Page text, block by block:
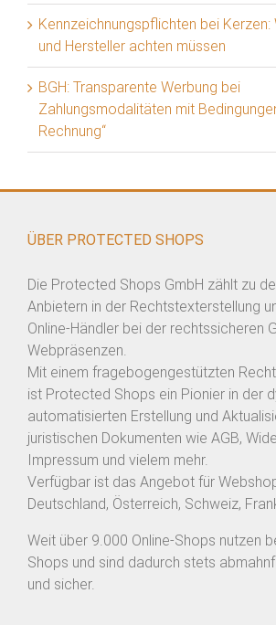
Kennzeichnungspflichten bei Kerzen:
und Hersteller achten müssen
BGH: Transparente Werbung bei
Zahlungsmodalitäten mit
Rechnung“
ÜBER PROTECTED SHOPS
Die Protected Shops GmbH zählt zu
Anbietern in der Rechtstexterstellung
Online-Händler bei der rechtssicheren
Webpräsenzen.
Mit einem fragebogengestützten
ist Protected Shops ein Pionier in der
automatisierten Erstellung und
juristischen Dokumenten wie AGB,
Impressum und vielem mehr.
Verfügbar ist das Angebot für
Deutschland, Österreich, Schweiz,
Weit über 9.000 Online-Shops nutzen
Shops und sind dadurch stets
und sicher.